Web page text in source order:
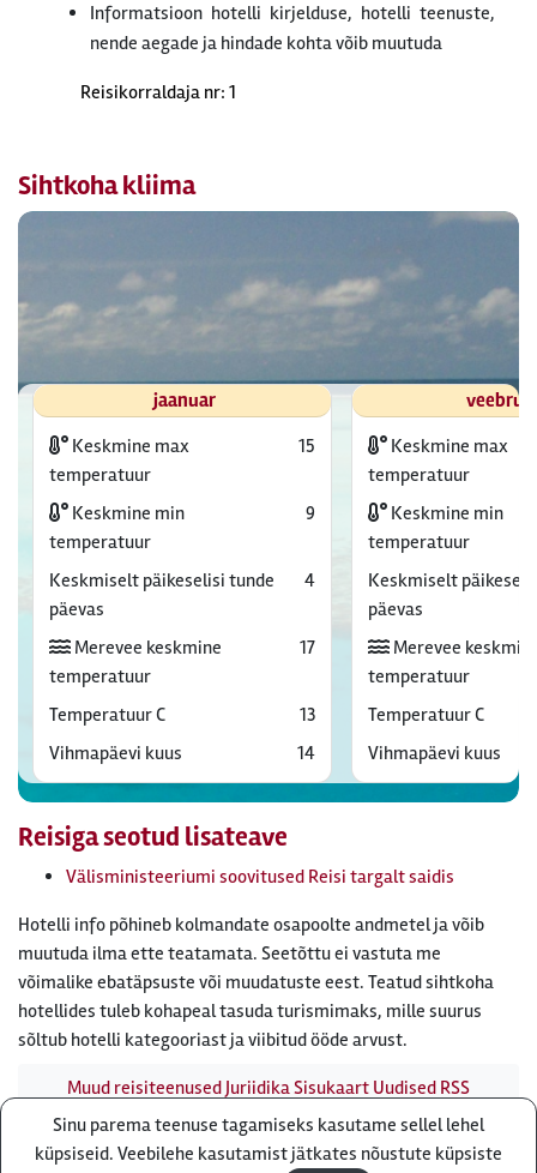
Informatsioon hotelli kirjelduse, hotelli teenuste,
nende aegade ja hindade kohta võib muutuda
Reisikorraldaja nr: 1
Sihtkoha kliima
jaanuar
Keskmine max
temperatuur
15
Keskmine min
temperatuur
9
Keskmiselt päikeselisi tunde
päevas
4
Merevee keskmine
temperatuur
17
Temperatuur C
13
Vihmapäevi kuus
14
Keskmine max
temperatuur
Keskmine min
temperatuur
Keskmiselt
päevas
Merevee
temperatuur
Temperatuur C
Vihmapäevi kuus
Reisiga seotud lisateave
Välisministeeriumi soovitused Reisi targalt saidis
Hotelli info põhineb kolmandate osapoolte andmetel ja võib
muutuda ilma ette teatamata. Seetõttu ei vastuta me
võimalike ebatäpsuste või muudatuste eest. Teatud sihtkoha
hotellides tuleb kohapeal tasuda turismimaks, mille suurus
sõltub hotelli kategooriast ja viibitud ööde arvust.
Küsi pakkumist
Muud reisiteenusedJuriidikaSisukaart Uudised RSS
uudisvoogFirmastÄrikliendileOtsi infot meie saidist
Reisibüroo Reisiekspert, Roosikrantsi 8B Tallinn, Eesti - e-
Sinu parema teenuse tagamiseks kasutame sellel lehel
küpsiseid. Veebilehe kasutamist jätkates nõustute küpsiste